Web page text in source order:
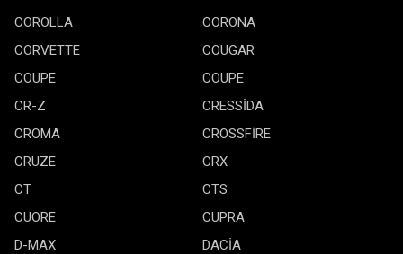
COROLLA
CORONA
CORVETTE
COUGAR
COUPE
COUPE
CR-Z
CRESSİDA
CROMA
CROSSFİRE
CRUZE
CRX
CT
CTS
CUORE
CUPRA
D-MAX
DACİA